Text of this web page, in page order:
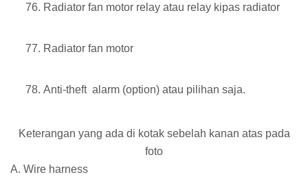
Radiator fan motor relay atau relay kipas radiator
Radiator fan motor
Anti-theft alarm (option) atau pilihan saja.
Keterangan yang ada di kotak sebelah kanan atas pada
foto
A. Wire harness